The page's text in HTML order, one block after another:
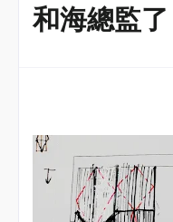
和海總監了